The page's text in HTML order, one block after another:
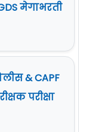
मेगाभरती
& CAPF
परीक्षा